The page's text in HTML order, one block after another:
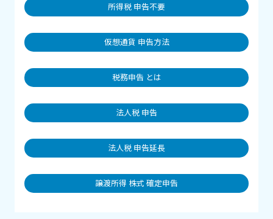
所得税 申告不要
仮想通貨 申告方法
税務申告 とは
法人税 申告
法人税 申告延長
譲渡所得 株式 確定申告